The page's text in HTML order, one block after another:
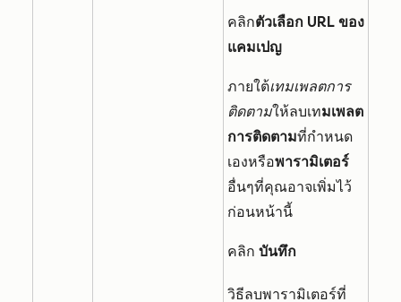
คลิกตัวเลือก URL ของ
แคมเปญ
ภายใต้เทมเพลตการ
ติดตามให้ลบเทมเพลต
การติดตามที่กำหนด
เองหรือพารามิเตอร์
อื่นๆที่คุณอาจเพิ่มไว้
ก่อนหน้านี้
คลิก บันทึก
วิธีลบพารามิเตอร์ที่